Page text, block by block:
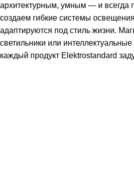
архитектурным, умным — и
создаем гибкие системы
адаптируются под стиль жизни.
светильники или
каждый продукт Elektrostandard